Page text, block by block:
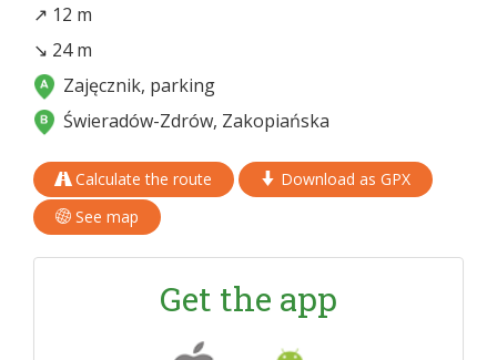
↗ 12 m
↘ 24 m
Zajęcznik, parking
Świeradów-Zdrów, Zakopiańska
Calculate the route
Download as GPX
See map
Get the app